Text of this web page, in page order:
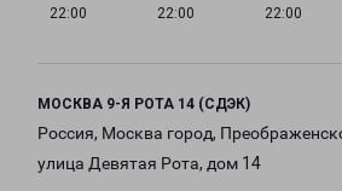
22:00
22:00
22:00
МОСКВА 9-Я РОТА 14 (СДЭК)
Россия, Москва город,
улица Девятая Рота, дом 14